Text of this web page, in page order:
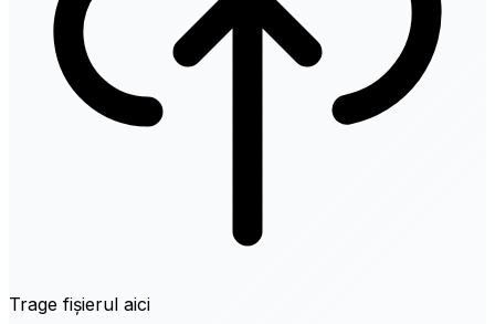
Trage fișierul aici